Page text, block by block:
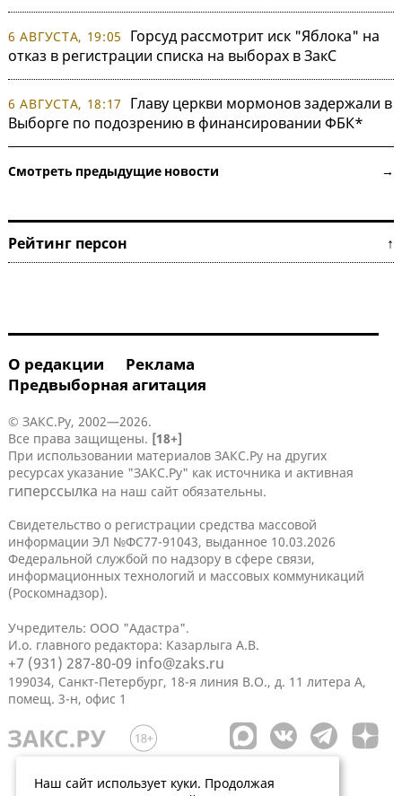
6 АВГУСТА, 19:05
Горсуд рассмотрит иск "Яблока" на
отказ в регистрации списка на выборах в ЗакС
6 АВГУСТА, 18:17
Главу церкви мормонов задержали в
Выборге по подозрению в финансировании ФБК*
Смотреть предыдущие новости →
Рейтинг персон ↑
О редакции
Реклама
Предвыборная агитация
© ЗАКС.Ру, 2002—2026.
Все права защищены. [18+]
При использовании материалов ЗАКС.Ру на других
ресурсах указание "ЗАКС.Ру" как источника и активная
гиперссылка на наш сайт обязательны.
Свидетельство о регистрации средства массовой
информации ЭЛ №ФС77-91043, выданное 10.03.2026
Федеральной службой по надзору в сфере связи,
информационных технологий и массовых коммуникаций
(Роскомнадзор).
Учредитель: ООО "Адастра".
И.о. главного редактора: Казарлыга А.В.
+7 (931) 287-80-09 info@zaks.ru
199034, Санкт-Петербург, 18-я линия В.О., д. 11 литера А,
помещ. 3-н, офис 1
Наш сайт использует куки. Продолжая